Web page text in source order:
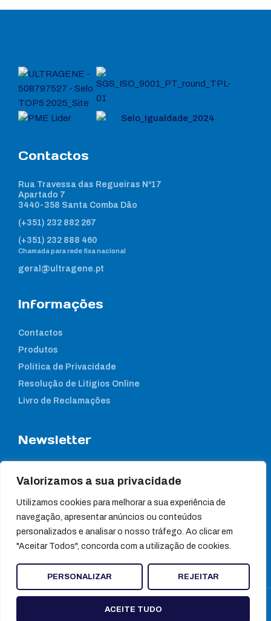
Valorizamos a sua privacidade
Utilizamos cookies para melhorar a sua experiência de
navegação, apresentar anúncios ou conteúdos
personalizados e analisar o nosso tráfego. Ao clicar em
"Aceitar Todos", concorda com a utilização de cookies.
PERSONALIZAR REJEITAR
ACEITE TUDO
Contactos
Rua Travessa das Regueiras Nº17
Apartado 7
3440-358 Santa Comba Dão
(+351) 232 882 267
(+351) 232 888 460
Chamada para rede fixa nacional
geral@ultragene.pt
Informações
Contactos
Produtos
Política de Privacidade
Resolução de Litígios Online
Livro de Reclamações
Newsletter
notícias
© Ultragene